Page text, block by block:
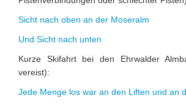
Sicht nach oben an der Moseralm
Und Sicht nach unten
Kurze Skifahrt bei den Ehrwalder
vereist):
Jede Menge los war an den Liften und an